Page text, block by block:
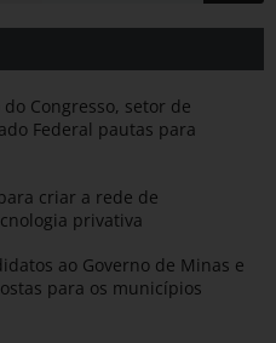
Congresso, setor de
Federal pautas para
criar a rede de
privativa
ao Governo de Minas e
para os municípios